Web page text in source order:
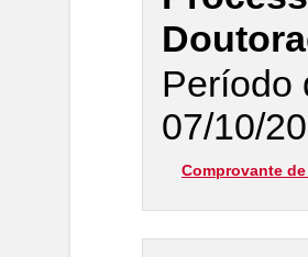
Período
07/10/
Comprovante